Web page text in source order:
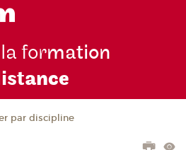
formation
ance
par discipline